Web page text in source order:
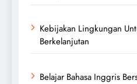
Kebijakan Lingkungan
Berkelanjutan
Belajar Bahasa Inggris